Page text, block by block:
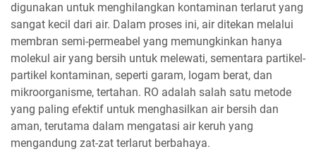
digunakan untuk menghilangkan kontaminan terlarut yang
sangat kecil dari air. Dalam proses ini, air ditekan melalui
membran semi-permeabel yang memungkinkan hanya
molekul air yang bersih untuk melewati, sementara partikel-
partikel kontaminan, seperti garam, logam berat, dan
mikroorganisme, tertahan. RO adalah salah satu metode
yang paling efektif untuk menghasilkan air bersih dan
aman, terutama dalam mengatasi air keruh yang
mengandung zat-zat terlarut berbahaya.